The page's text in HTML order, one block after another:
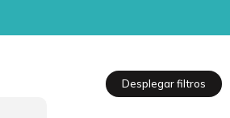
Desplegar filtros